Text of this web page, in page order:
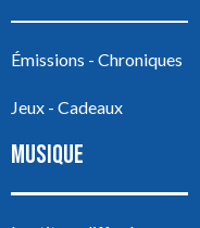
Émissions - Chroniques
Jeux - Cadeaux
MUSIQUE